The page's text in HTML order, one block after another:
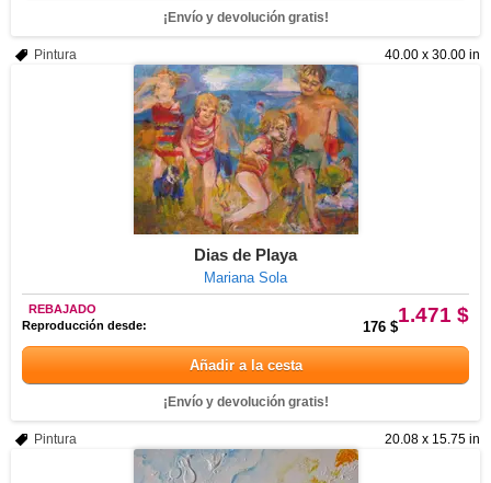
¡Envío y devolución gratis!
40.00 x 30.00 in
Pintura
Dias de Playa
Mariana Sola
1.471 $
REBAJADO
Reproducción desde:
176 $
Añadir a la cesta
¡Envío y devolución gratis!
20.08 x 15.75 in
Pintura